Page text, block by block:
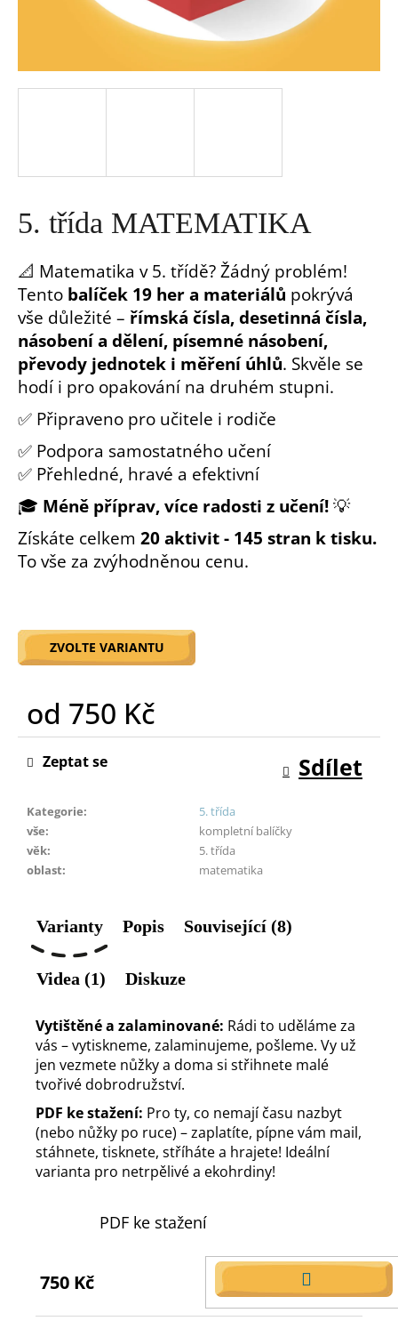
5. třída MATEMATIKA
📐 Matematika v 5. třídě? Žádný problém!
Tento balíček 19 her a materiálů pokrývá
vše důležité – římská čísla, desetinná čísla,
násobení a dělení, písemné násobení,
převody jednotek i měření úhlů. Skvěle se
hodí i pro opakování na druhém stupni.
✅ Připraveno pro učitele i rodiče
✅ Podpora samostatného učení
✅ Přehledné, hravé a efektivní
🎓 Méně příprav, více radosti z učení!💡
Získáte celkem 20 aktivit - 145 stran k tisku.
To vše za zvýhodněnou cenu.
ZVOLTE VARIANTU
od 750 Kč
Měrná
cena:
Kategorie:
5. třída
vše:
kompletní balíčky
věk:
5. třída
oblast: matematika
Zeptat se Sdílet
Varianty Popis Související (8)
Videa (1) Diskuze
Vytištěné a zalaminované: Rádi to uděláme za
vás – vytiskneme, zalaminujeme, pošleme. Vy už
jen vezmete nůžky a doma si střihnete malé
tvořivé dobrodružství.
PDF ke stažení: Pro ty, co nemají času nazbyt
(nebo nůžky po ruce) – zaplatíte, pípne vám mail,
stáhnete, tisknete, stříháte a hrajete! Ideální
varianta pro netrpělivé a ekohrdiny!
PDF ke stažení
750 Kč
DO
KOŠÍKU
í
t
HLEDAT
D
o
p
o
r
u
č
j
e
m
e